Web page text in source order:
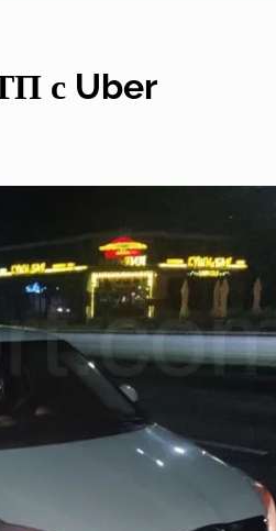
с Uber